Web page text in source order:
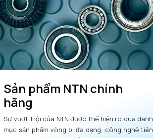
Sản phẩm NTN chính
hãng
Sự vượt trội của NTN được thể hiện rõ qua danh
mục sản phẩm vòng bi đa dạng, công nghệ tiên